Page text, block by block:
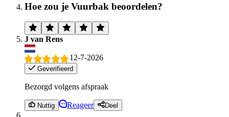
Hoe zou je Vuurbak beoordelen?
J van Rens
12-7-2026
Geverifieerd
Bezorgd volgens afspraak
Nuttig Reageer Deel